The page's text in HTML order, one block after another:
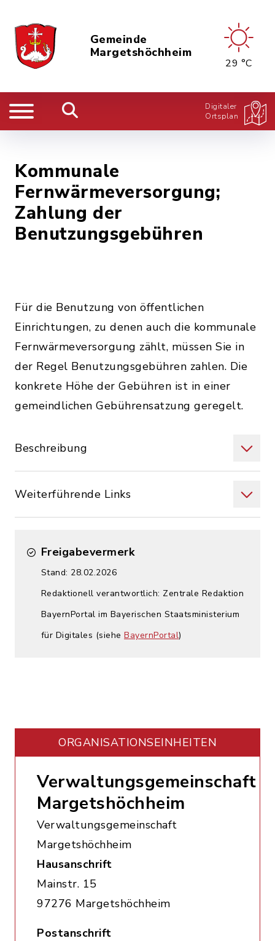
Gemeinde
Margetshöchheim
29 °C
Digitaler
Ortsplan
Kommunale
Fernwärmeversorgung;
Zahlung der
Benutzungsgebühren
Für die Benutzung von öffentlichen
Einrichtungen, zu denen auch die kommunale
Fernwärmeversorgung zählt, müssen Sie in
der Regel Benutzungsgebühren zahlen. Die
konkrete Höhe der Gebühren ist in einer
gemeindlichen Gebührensatzung geregelt.
Beschreibung
Weiterführende Links
Freigabevermerk
Stand: 28.02.2026
Redaktionell verantwortlich: Zentrale Redaktion
BayernPortal im Bayerischen Staatsministerium
für Digitales (siehe BayernPortal)
ORGANISATIONS­EINHEITEN
Verwaltungsgemeinschaft
Margetshöchheim
Verwaltungsgemeinschaft
Margetshöchheim
Hausanschrift
Mainstr. 15
97276 Margetshöchheim
Postanschrift